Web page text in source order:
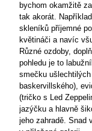
bychom okamžitě
tak akorát.
skleníků příjemné
květináči a navíc
Různé ozdoby,
pohledu je to
smečku
baskervillského),
(tričko s Led
jazýčku a hlavně
jeho zahradě. Snad